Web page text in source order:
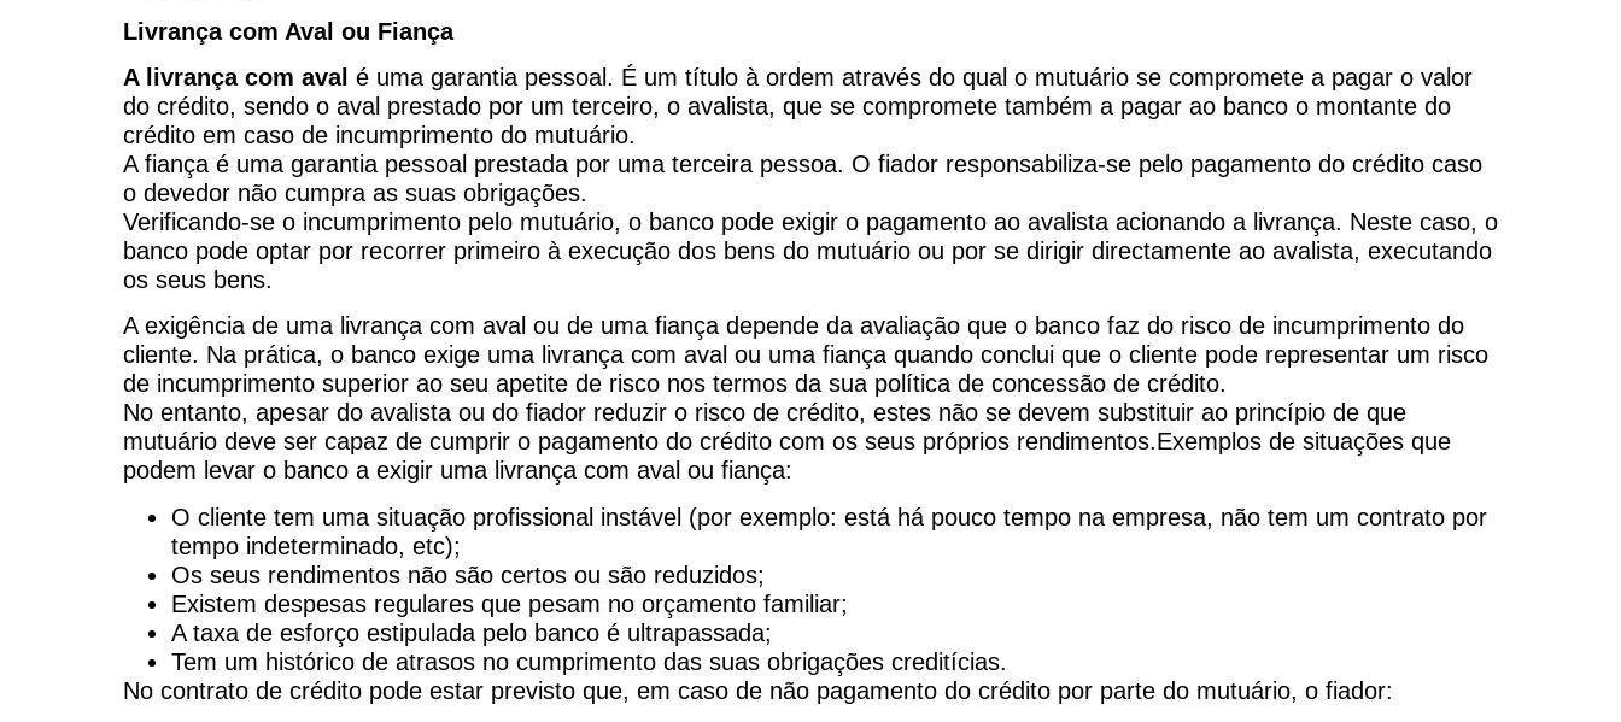
Livrança com Aval ou Fiança
A livrança com aval é uma garantia pessoal. É um título à ordem através do qual o mutuário se compromete a pagar o valor
do crédito, sendo o aval prestado por um terceiro, o avalista, que se compromete também a pagar ao banco o montante do
crédito em caso de incumprimento do mutuário.
A fiança é uma garantia pessoal prestada por uma terceira pessoa. O fiador responsabiliza-se pelo pagamento do crédito caso
o devedor não cumpra as suas obrigações.
Verificando-se o incumprimento pelo mutuário, o banco pode exigir o pagamento ao avalista acionando a livrança. Neste caso, o
banco pode optar por recorrer primeiro à execução dos bens do mutuário ou por se dirigir directamente ao avalista, executando
os seus bens.
A exigência de uma livrança com aval ou de uma fiança depende da avaliação que o banco faz do risco de incumprimento do
cliente. Na prática, o banco exige uma livrança com aval ou uma fiança quando conclui que o cliente pode representar um risco
de incumprimento superior ao seu apetite de risco nos termos da sua política de concessão de crédito.
No entanto, apesar do avalista ou do fiador reduzir o risco de crédito, estes não se devem substituir ao princípio de que
mutuário deve ser capaz de cumprir o pagamento do crédito com os seus próprios rendimentos.Exemplos de situações que
podem levar o banco a exigir uma livrança com aval ou fiança:
O cliente tem uma situação profissional instável (por exemplo: está há pouco tempo na empresa, não tem um contrato por
tempo indeterminado, etc);
Os seus rendimentos não são certos ou são reduzidos;
Existem despesas regulares que pesam no orçamento familiar;
A taxa de esforço estipulada pelo banco é ultrapassada;
Tem um histórico de atrasos no cumprimento das suas obrigações creditícias.
No contrato de crédito pode estar previsto que, em caso de não pagamento do crédito por parte do mutuário, o fiador: